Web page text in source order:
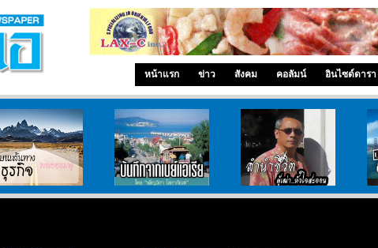
หน้าแรก ข่าว สังคม คอลัมน์ อินไซด์ดารา
บนเส้นทางธุรกิจ บันทึกจากเบย์เอเรีย ลำนำ..ชีวิต